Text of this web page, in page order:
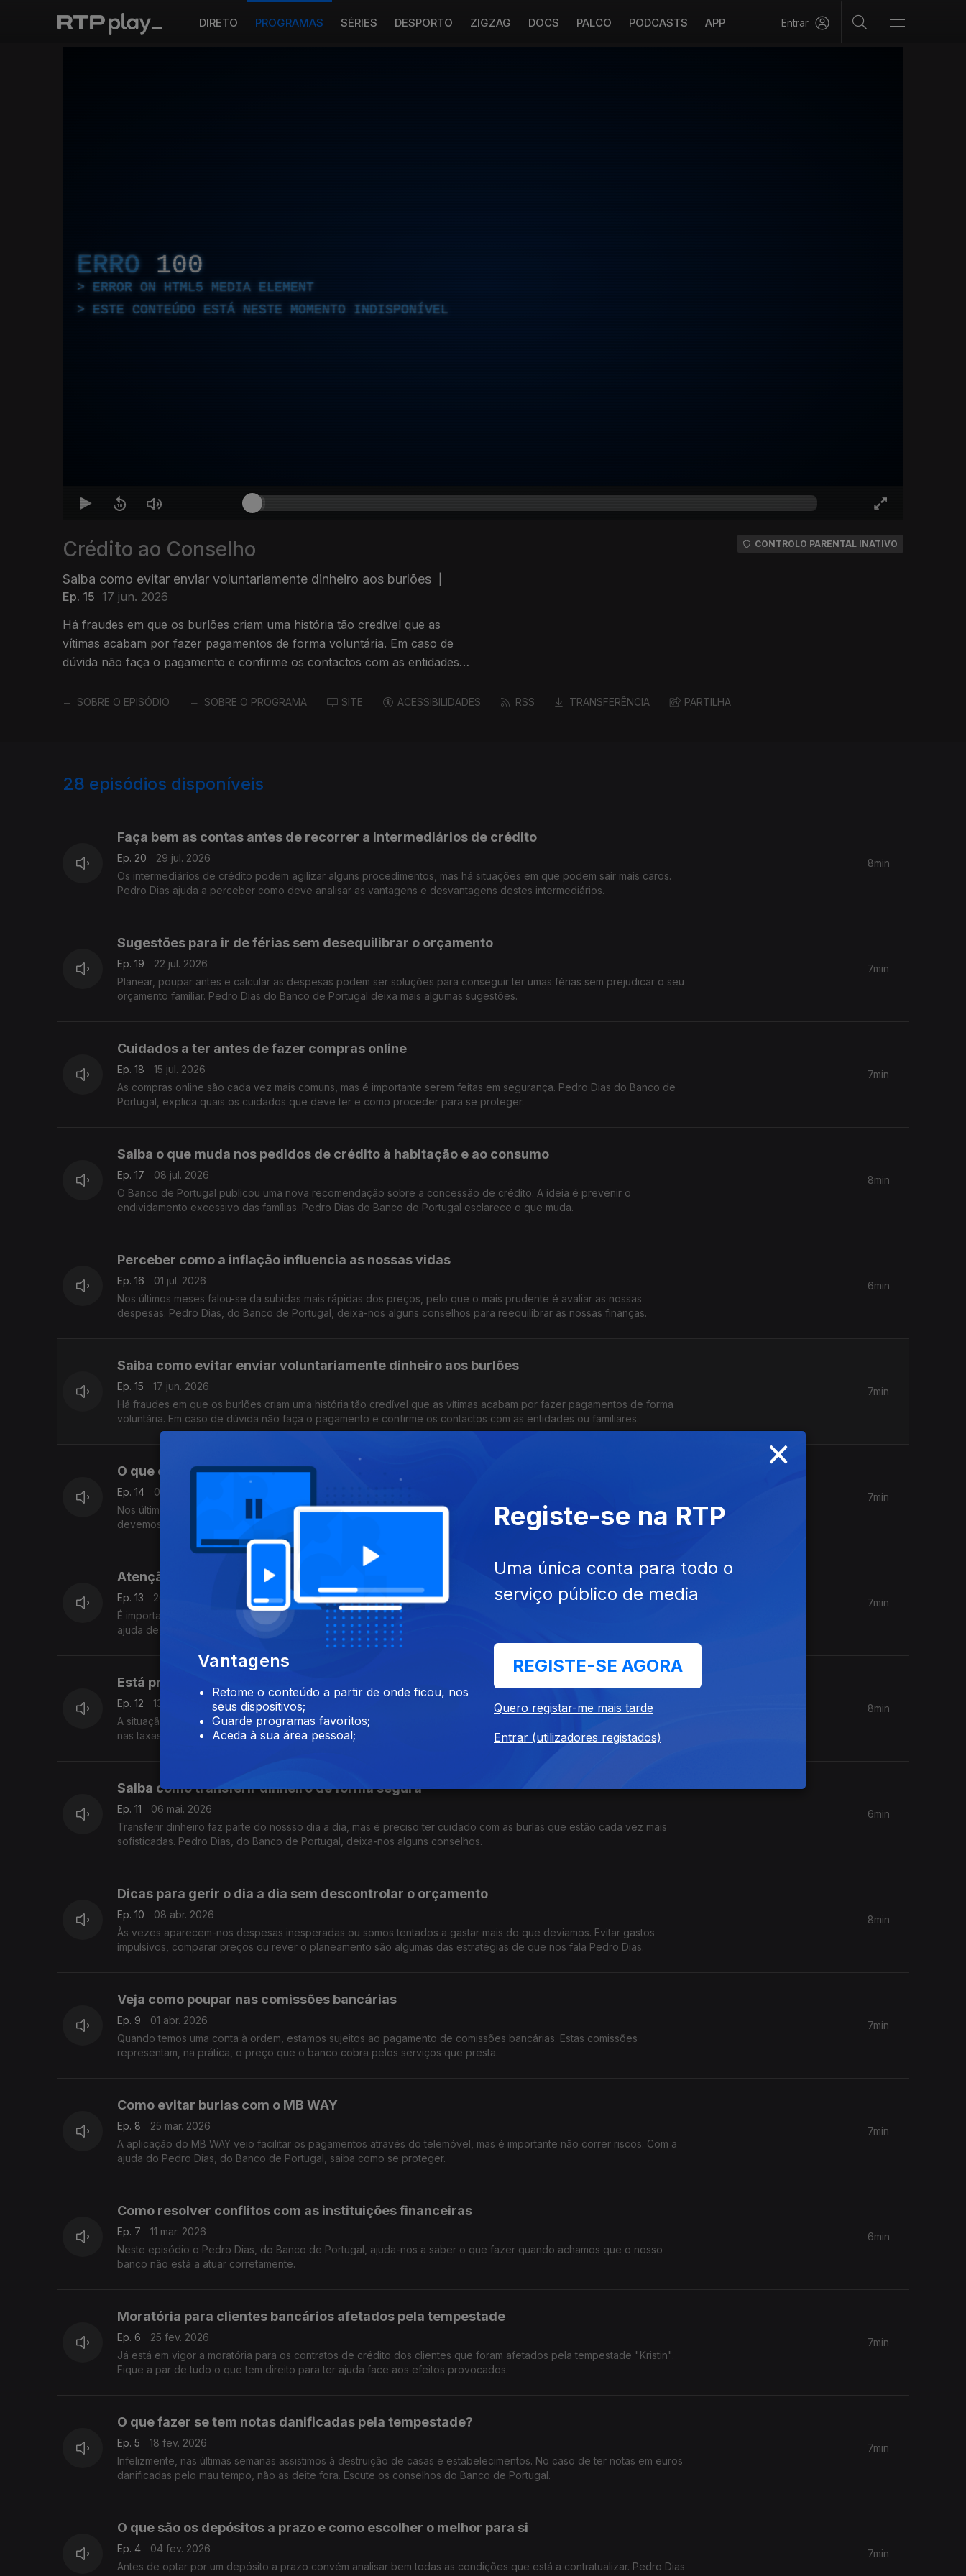
DIRETO PROGRAMAS SÉRIES DESPORTO ZIGZAG DOCS PALCO PODCASTS APP Entrar
ERRO 100
ERROR ON HTML5 MEDIA ELEMENT
ESTE CONTEÚDO ESTÁ NESTE MOMENTO INDISPONÍVEL
Crédito ao Conselho
Saiba como evitar enviar voluntariamente dinheiro aos burlões
Ep. 15 17 jun. 2026
Há fraudes em que os burlões criam uma história tão credível que as
vítimas acabam por fazer pagamentos de forma voluntária. Em caso de
dúvida não faça o pagamento e confirme os contactos com as entidades
CONTROLO PARENTAL INATIVO
SOBRE O EPISÓDIO SOBRE O PROGRAMA SITE ACESSIBILIDADES RSS TRANSFERÊNCIA PARTILHA
28 episódios disponíveis
Faça bem as contas antes de recorrer a intermediários de crédito
Ep. 20
29 jul. 2026
Os intermediários de crédito podem agilizar alguns procedimentos, mas há situações em que podem sair mais caros.
Pedro Dias ajuda a perceber como deve analisar as vantagens e desvantagens destes intermediários.
8min
Sugestões para ir de férias sem desequilibrar o orçamento
Ep. 19
22 jul. 2026
Planear, poupar antes e calcular as despesas podem ser soluções para conseguir ter umas férias sem prejudicar o seu
orçamento familiar. Pedro Dias do Banco de Portugal deixa mais algumas sugestões.
7min
Cuidados a ter antes de fazer compras online
Ep. 18
15 jul. 2026
As compras online são cada vez mais comuns, mas é importante serem feitas em segurança. Pedro Dias do Banco de
Portugal, explica quais os cuidados que deve ter e como proceder para se proteger.
7min
Saiba o que muda nos pedidos de crédito à habitação e ao consumo
Ep. 17
08 jul. 2026
O Banco de Portugal publicou uma nova recomendação sobre a concessão de crédito. A ideia é prevenir o
endividamento excessivo das famílias. Pedro Dias do Banco de Portugal esclarece o que muda.
8min
Perceber como a inflação influencia as nossas vidas
Ep. 16
01 jul. 2026
Nos últimos meses falou-se da subidas mais rápidas dos preços, pelo que o mais prudente é avaliar as nossas
despesas. Pedro Dias, do Banco de Portugal, deixa-nos alguns conselhos para reequilibrar as nossas finanças.
6min
Saiba como evitar enviar voluntariamente dinheiro aos burlões
Ep. 15
17 jun. 2026
Há fraudes em que os burlões criam uma história tão credível que as vítimas acabam por fazer pagamentos de forma
voluntária. Em caso de dúvida não faça o pagamento e confirme os contactos com as entidades ou familiares.
7min
O que é a taxa de esforço nos créditos à habitação?
Ep. 14
03 jun. 2026
Nos últimos dias tem-se falado muito sobre o tema, tendo em conta uma possível revisão dos limites. O que é e o que
devemos ter em conta, é o que nos explica hoje o Pedro Dias do Banco de Portugal.
7min
Atenção a movimentos não autorizados na conta bancária
Ep. 13
20 mai. 2026
É importante ver com regularidade os movimentos da conta bancária e saber o que fazer em caso de suspeitas. Com a
ajuda de Pedro Dias, do Banco de Portugal, perceba quais os procedimentos que deve seguir.
7min
Está preparado para o aumento nas taxas de juro do crédito?
Ep. 12
13 mai. 2026
A situação internacional tem provocado o aumento do preços dos combustíveis e o mais provével é que haja aumentos
nas taxas de juro. Saiba como se preparar, com os esclarecimentos de Pedro Dias do Banco de Portugal.
8min
Saiba como transferir dinheiro de forma segura
Ep. 11
06 mai. 2026
Transferir dinheiro faz parte do nossso dia a dia, mas é preciso ter cuidado com as burlas que estão cada vez mais
sofisticadas. Pedro Dias, do Banco de Portugal, deixa-nos alguns conselhos.
6min
Dicas para gerir o dia a dia sem descontrolar o orçamento
Ep. 10
08 abr. 2026
Às vezes aparecem-nos despesas inesperadas ou somos tentados a gastar mais do que deviamos. Evitar gastos
impulsivos, comparar preços ou rever o planeamento são algumas das estratégias de que nos fala Pedro Dias.
8min
Veja como poupar nas comissões bancárias
Ep. 9
01 abr. 2026
Quando temos uma conta à ordem, estamos sujeitos ao pagamento de comissões bancárias. Estas comissões
representam, na prática, o preço que o banco cobra pelos serviços que presta.
7min
Como evitar burlas com o MB WAY
Ep. 8
25 mar. 2026
A aplicação do MB WAY veio facilitar os pagamentos através do telemóvel, mas é importante não correr riscos. Com a
ajuda do Pedro Dias, do Banco de Portugal, saiba como se proteger.
7min
Como resolver conflitos com as instituições financeiras
Ep. 7
11 mar. 2026
Neste episódio o Pedro Dias, do Banco de Portugal, ajuda-nos a saber o que fazer quando achamos que o nosso
banco não está a atuar corretamente.
6min
Moratória para clientes bancários afetados pela tempestade
Ep. 6
25 fev. 2026
Já está em vigor a moratória para os contratos de crédito dos clientes que foram afetados pela tempestade "Kristin".
Fique a par de tudo o que tem direito para ter ajuda face aos efeitos provocados.
7min
O que fazer se tem notas danificadas pela tempestade?
Ep. 5
18 fev. 2026
Infelizmente, nas últimas semanas assistimos à destruição de casas e estabelecimentos. No caso de ter notas em euros
danificadas pelo mau tempo, não as deite fora. Escute os conselhos do Banco de Portugal.
7min
O que são os depósitos a prazo e como escolher o melhor para si
Ep. 4
04 fev. 2026
Antes de optar por um depósito a prazo convém analisar bem todas as condições que está a contratualizar. Pedro Dias
7min
×
Vantagens
Retome o conteúdo a partir de onde ficou, nos
seus dispositivos;
Guarde programas favoritos;
Aceda à sua área pessoal;
Registe-se na RTP
Uma única conta para todo o
serviço público de media
REGISTE-SE AGORA
Quero registar-me mais tarde
Entrar (utilizadores registados)